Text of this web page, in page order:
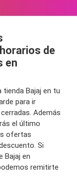
de
en
Bajaj en tu
para ir
Además
el último
ofertas
Si
Bajaj en
remitirte